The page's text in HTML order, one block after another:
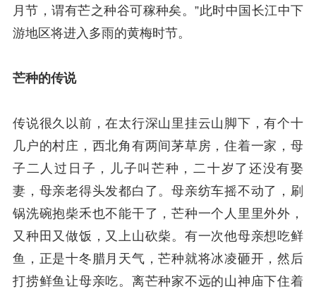
月节，谓有芒之种谷可稼种矣。”此时中国长江中下
游地区将进入多雨的黄梅时节。
芒种的传说
传说很久以前，在太行深山里挂云山脚下，有个十
几户的村庄，西北角有两间茅草房，住着一家，母
子二人过日子，儿子叫芒种，二十岁了还没有娶
妻，母亲老得头发都白了。母亲纺车摇不动了，刷
锅洗碗抱柴禾也不能干了，芒种一个人里里外外，
又种田又做饭，又上山砍柴。有一次他母亲想吃鲜
鱼，正是十冬腊月天气，芒种就将冰凌砸开，然后
打捞鲜鱼让母亲吃。离芒种家不远的山神庙下住着